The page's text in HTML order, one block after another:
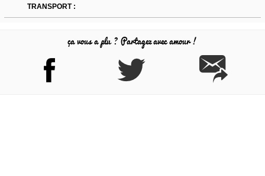
TRANSPORT :
ça vous a plu ? Partagez avec amour !